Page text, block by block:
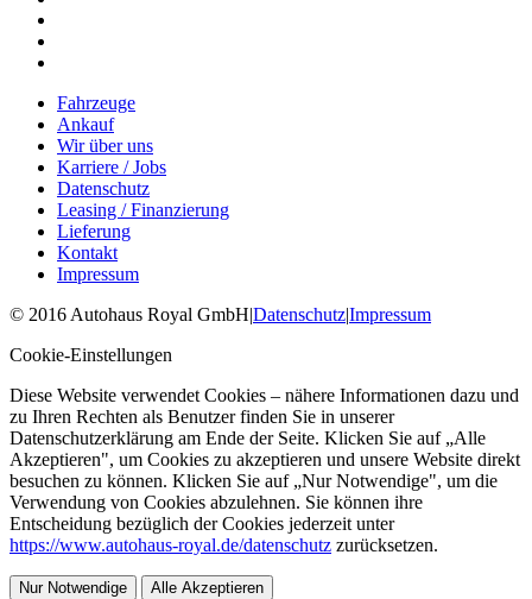
Fahrzeuge
Ankauf
Wir über uns
Karriere / Jobs
Datenschutz
Leasing / Finanzierung
Lieferung
Kontakt
Impressum
© 2016 Autohaus Royal GmbH|Datenschutz|Impressum
Cookie-Einstellungen
Diese Website verwendet Cookies – nähere Informationen dazu und
zu Ihren Rechten als Benutzer finden Sie in unserer
Datenschutzerklärung am Ende der Seite. Klicken Sie auf „Alle
Akzeptieren", um Cookies zu akzeptieren und unsere Website direkt
besuchen zu können. Klicken Sie auf „Nur Notwendige", um die
Verwendung von Cookies abzulehnen. Sie können ihre
Entscheidung bezüglich der Cookies jederzeit unter
https://www.autohaus-royal.de/datenschutz zurücksetzen.
Nur Notwendige Alle Akzeptieren